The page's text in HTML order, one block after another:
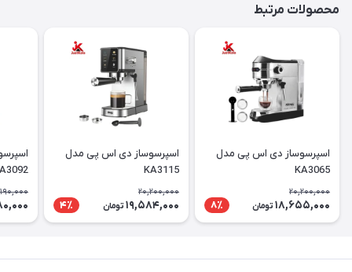
محصولات مرتبط
اسپرسوساز دی اس پی مدل
KA3065
20,200,000
18,655,000 تومان 8٪
اسپرسوساز دی اس پی مدل
KA3115
20,200,000
19,584,000 تومان 4٪